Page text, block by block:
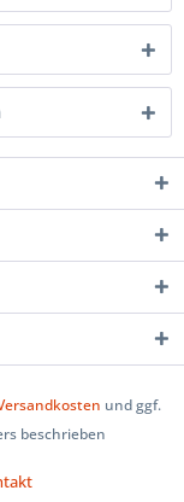
und ggf.
beschrieben